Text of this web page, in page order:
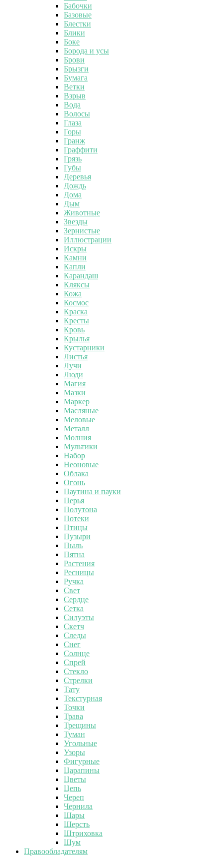
Бабочки
Базовые
Блестки
Блики
Боке
Борода и усы
Брови
Брызги
Бумага
Ветки
Взрыв
Вода
Волосы
Глаза
Горы
Гранж
Граффити
Грязь
Губы
Деревья
Дождь
Дома
Дым
Животные
Звезды
Зернистые
Иллюстрации
Искры
Камни
Капли
Карандаш
Кляксы
Кожа
Космос
Краска
Кресты
Кровь
Крылья
Кустарники
Листья
Лучи
Люди
Магия
Мазки
Маркер
Масляные
Меловые
Металл
Молния
Мультики
Набор
Неоновые
Облака
Огонь
Паутина и пауки
Перья
Полутона
Потеки
Птицы
Пузыри
Пыль
Пятна
Растения
Ресницы
Ручка
Свет
Сердце
Сетка
Силуэты
Скетч
Следы
Снег
Солнце
Спрей
Стекло
Стрелки
Тату
Текстурная
Точки
Трава
Трещины
Туман
Угольные
Узоры
Фигурные
Царапины
Цветы
Цепь
Череп
Чернила
Шары
Шерсть
Штриховка
Шум
Правообладателям